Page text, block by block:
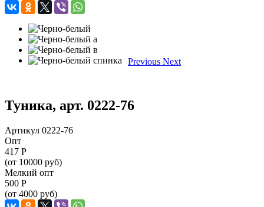
Previous Next
Туника, арт. 0222-76
Артикул 0222-76
Опт
417 Р
(от 10000 руб)
Мелкий опт
500 Р
(от 4000 руб)